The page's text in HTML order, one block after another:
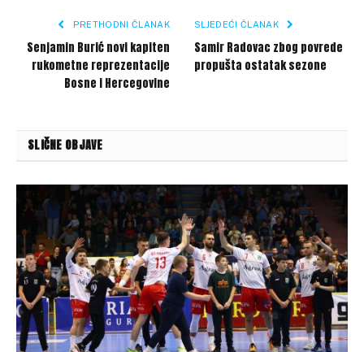
PRETHODNI ČLANAK
Senjamin Burić novi kapiten
rukometne reprezentacije
Bosne i Hercegovine
SLJEDEĆI ČLANAK
Samir Radovac zbog povrede
propušta ostatak sezone
SLIČNE OBJAVE